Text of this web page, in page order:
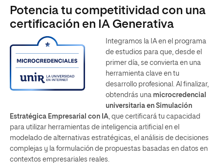
Potencia tu competitividad con una
certificación en IA Generativa
Integramos la IA en el programa
de estudios para que, desde el
primer día, se convierta en una
herramienta clave en tu
desarrollo profesional. Al finalizar,
obtendrás una microcredencial
universitaria en Simulación
Estratégica Empresarial con IA, que certificará tu capacidad
para utilizar herramientas de inteligencia artificial en el
modelado de alternativas estratégicas, el análisis de decisiones
complejas y la formulación de propuestas basadas en datos en
contextos empresariales reales.